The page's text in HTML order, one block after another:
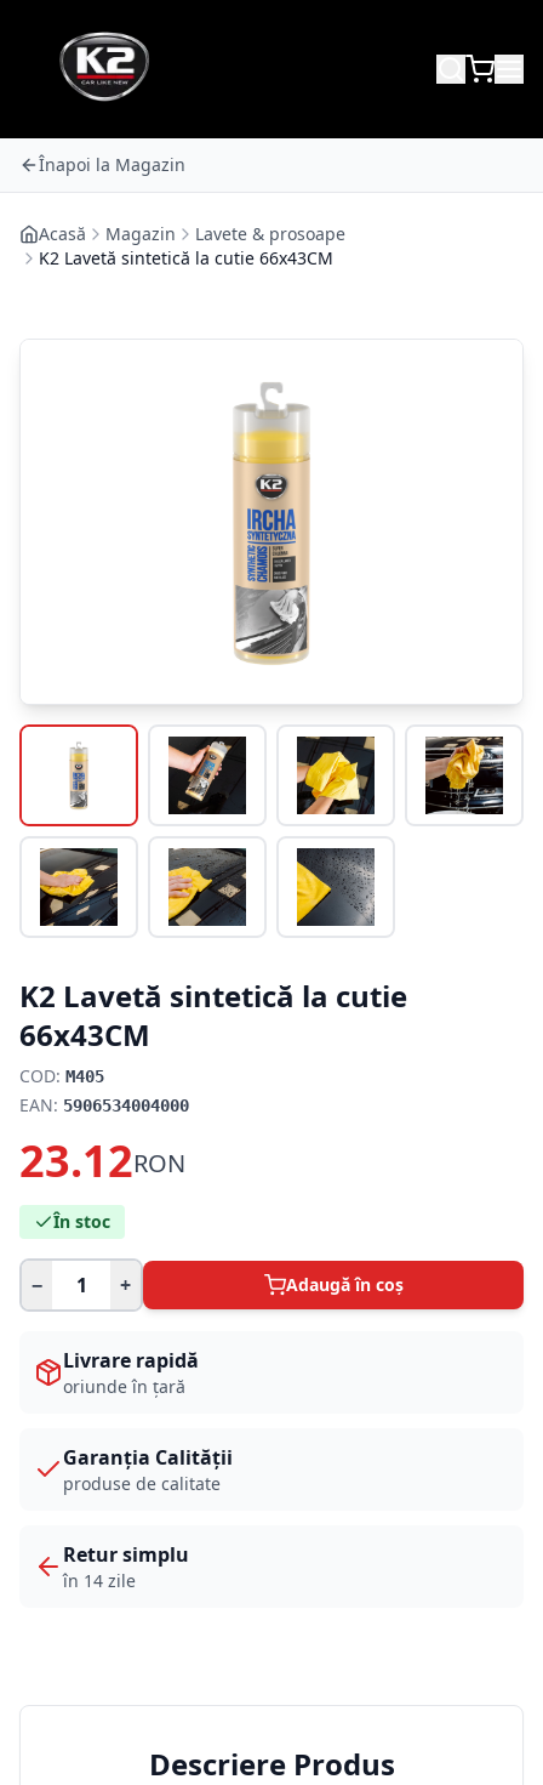
Înapoi la Magazin
Acasă Magazin
Lavete & prosoape
K2 Lavetă sintetică la cutie 66x43CM
K2 Lavetă sintetică la cutie
66x43CM
COD: M405
EAN: 5906534004000
23.12RON
În stoc
− + Adaugă în coș
Livrare rapidă
oriunde în țară
Garanția Calității
produse de calitate
Retur simplu
în 14 zile
Descriere Produs